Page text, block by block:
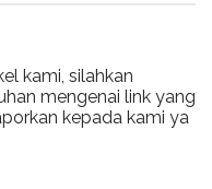
kami, silahkan
mengenai link yang
kepada kami ya